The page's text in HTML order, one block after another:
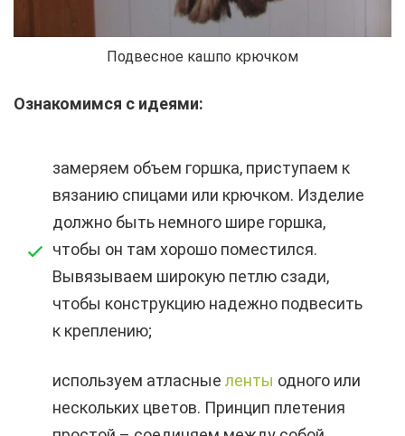
Подвесное кашпо крючком
Ознакомимся с идеями:
замеряем объем горшка, приступаем к
вязанию спицами или крючком. Изделие
должно быть немного шире горшка,
чтобы он там хорошо поместился.
Вывязываем широкую петлю сзади,
чтобы конструкцию надежно подвесить
к креплению;
используем атласные ленты одного или
нескольких цветов. Принцип плетения